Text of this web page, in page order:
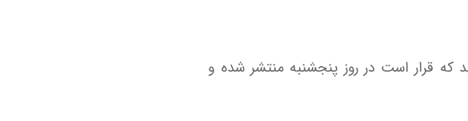
که قرار است در روز پنجشنبه منتشر شده و